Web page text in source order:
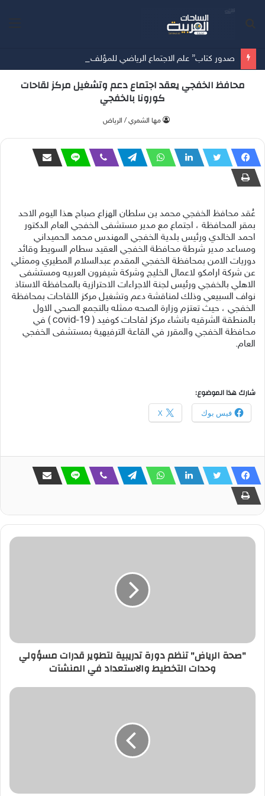
صدور كتاب” علم الاجتماع الرياضي للمؤلف( خالد الدوس)
محافظ الخفجي يعقد اجتماع دعم وتشغيل مركز لقاحات
كورونا بالخفجي‬
‫مها الشمري / الرياض
‫عُقد محافظ ⁧الخفجي⁩ محمد بن سلطان الهزاع صباح هذا اليوم الاحد
بمقر المحافظة ، اجتماع مع مدير مستشفى الخفجي العام الدكتور
احمد الخالدي ورئيس بلدية الخفجي المهندس محمد الحميداني
ومساعد مدير شرطة محافظة الخفجي العقيد سطام السويط وقائد
دوريات الامن بمحافظة الخفجي المقدم عبدالسلام المطيري وممثلي
عن شركة ارامكو لاعمال الخليج وشركة شيفرون العربيه ومستشفى
الاهلي بالخفجي ورئيس لجنة الاجراءات الاحترازية بالمحافظة الاستاذ
نواف السبيعي وذلك لمناقشة دعم وتشغيل مركز اللقاحات بمحافظة
الخفجي ، حيث تعتزم وزارة الصحه ممثله بالتجمع الصحي الاول
بالمنطقة الشرقيه بانشاء مركز لقاحات كوفيد ( covid-19 ) في
محافظة الخفجي والمقرر في القاعة الترفيهية بمستشفى الخفجي
العام.
شارك هذا الموضوع:
فيس بوك X
"صحة الرياض" تنظم دورة تدريبية لتطوير قدرات مسؤولي
وحدات التخطيط والاستعداد في المنشآت